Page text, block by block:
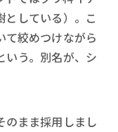
としている）。こ
て絞めつけながら
いう。別名が、シ
のまま採用しまし